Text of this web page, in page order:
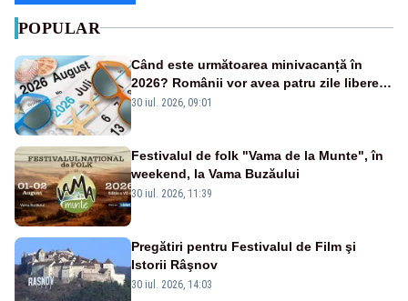
POPULAR
Când este următoarea minivacanță în
2026? Românii vor avea patru zile libere
consecutive
30 iul. 2026, 09:01
Festivalul de folk "Vama de la Munte", în
weekend, la Vama Buzăului
30 iul. 2026, 11:39
Pregătiri pentru Festivalul de Film şi
Istorii Râşnov
30 iul. 2026, 14:03